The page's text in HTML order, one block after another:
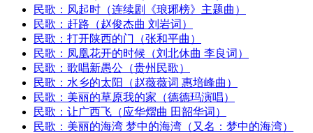
民歌：风起时（连续剧《琅琊榜》主题曲）
民歌：赶路（赵俊杰曲 刘岩词）
民歌：打开陕西的门（张和平曲）
民歌：凤凰花开的时候（刘北休曲 李良词）
民歌：歌唱新愚公（贵州民歌）
民歌：水乡的太阳（赵薇薇词 惠培峰曲）
民歌：美丽的草原我的家（德德玛演唱）
民歌：让广西飞（应华熠曲 田韶华词）
民歌：美丽的海湾 梦中的海湾（又名：梦中的海湾）